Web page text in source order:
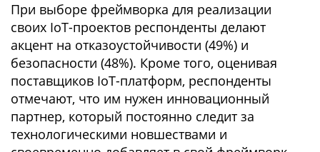
При выборе фреймворка для реализации
своих IoT-проектов респонденты делают
акцент на отказоустойчивости (49%) и
безопасности (48%). Кроме того, оценивая
поставщиков IoT-платформ, респонденты
отмечают, что им нужен инновационный
партнер, который постоянно следит за
технологическими новшествами и